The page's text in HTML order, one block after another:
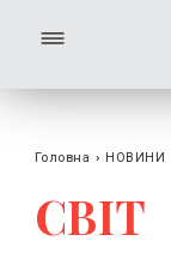
Головна › НОВИНИ
СВІТ